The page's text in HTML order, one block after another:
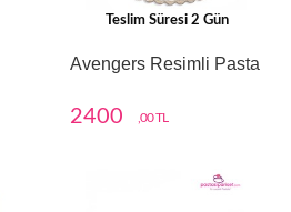
Teslim Süresi 2 Gün
Avengers Resimli Pasta
2400 ,00 TL